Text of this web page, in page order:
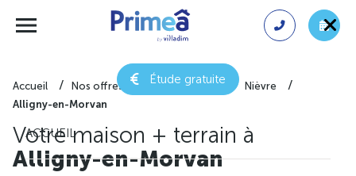
Étude gratuite
ACCUEIL
Accueil Nos offres de maison + terrain
Nièvre
Alligny-en-Morvan
Votre maison + terrain à
Alligny-en-Morvan